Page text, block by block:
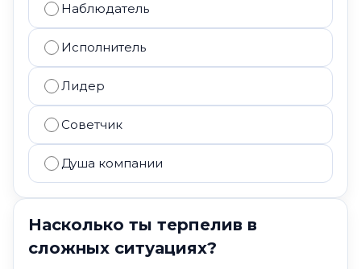
Наблюдатель
Исполнитель
Лидер
Советчик
Душа компании
Насколько ты терпелив в
сложных ситуациях?